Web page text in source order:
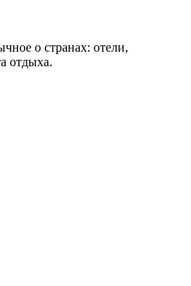
о странах: отели,
отдыха.